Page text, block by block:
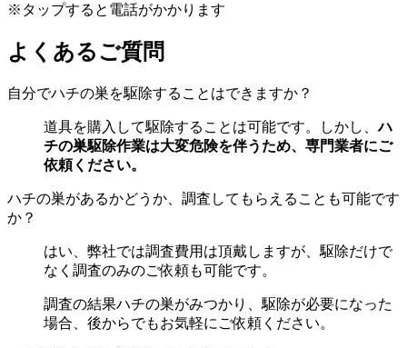
※タップすると電話がかかります
よくあるご質問
自分でハチの巣を駆除することはできますか？
道具を購入して駆除することは可能です。しかし、ハ
チの巣駆除作業は大変危険を伴うため、専門業者にご
依頼ください。
ハチの巣があるかどうか、調査してもらえることも可能です
か？
はい、弊社では調査費用は頂戴しますが、駆除だけで
なく調査のみのご依頼も可能です。
調査の結果ハチの巣がみつかり、駆除が必要になった
場合、後からでもお気軽にご依頼ください。